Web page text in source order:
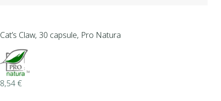
Cat’s Claw, 30 capsule, Pro Natura
8,54€